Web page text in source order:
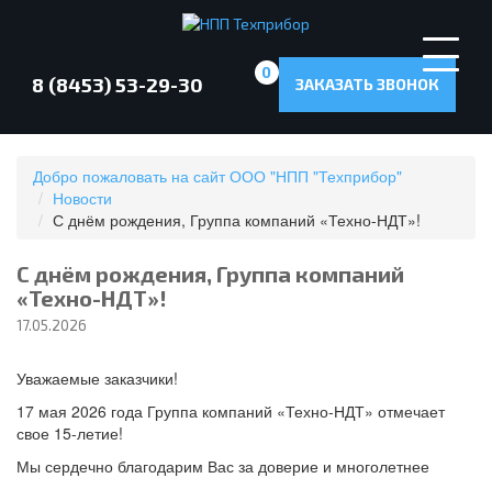
8 (8453) 53-29-30
0
ЗАКАЗАТЬ ЗВОНОК
Добро пожаловать на сайт ООО "НПП "Техприбор"
Новости
С днём рождения, Группа компаний «Техно-НДТ»!
С днём рождения, Группа компаний
«Техно-НДТ»!
17.05.2026
Уважаемые заказчики!
17 мая 2026 года Группа компаний «Техно-НДТ» отмечает
свое 15-летие!
Мы сердечно благодарим Вас за доверие и многолетнее